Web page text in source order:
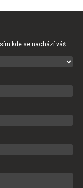
kde se nachází váš